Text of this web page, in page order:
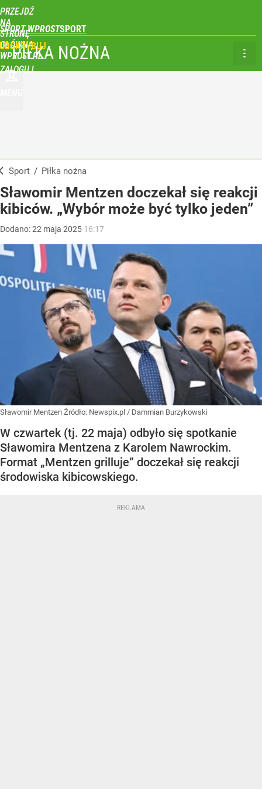
PRZEJDŹ
NA
STRONĘ
GŁÓWNĄ
WPROST.PL
SPORT WPROST
ZALOGUJ
PIŁKA NOŻNA
Sport / Piłka nożna
Sławomir Mentzen doczekał się reakcji
kibiców. „Wybór może być tylko jeden”
Dodano:22 maja 2025 16:17
Sławomir Mentzen Źródło: Newspix.pl / Dammian Burzykowski
W czwartek (tj. 22 maja) odbyło się spotkanie
Sławomira Mentzena z Karolem Nawrockim.
Format „Mentzen grilluje” doczekał się reakcji
środowiska kibicowskiego.